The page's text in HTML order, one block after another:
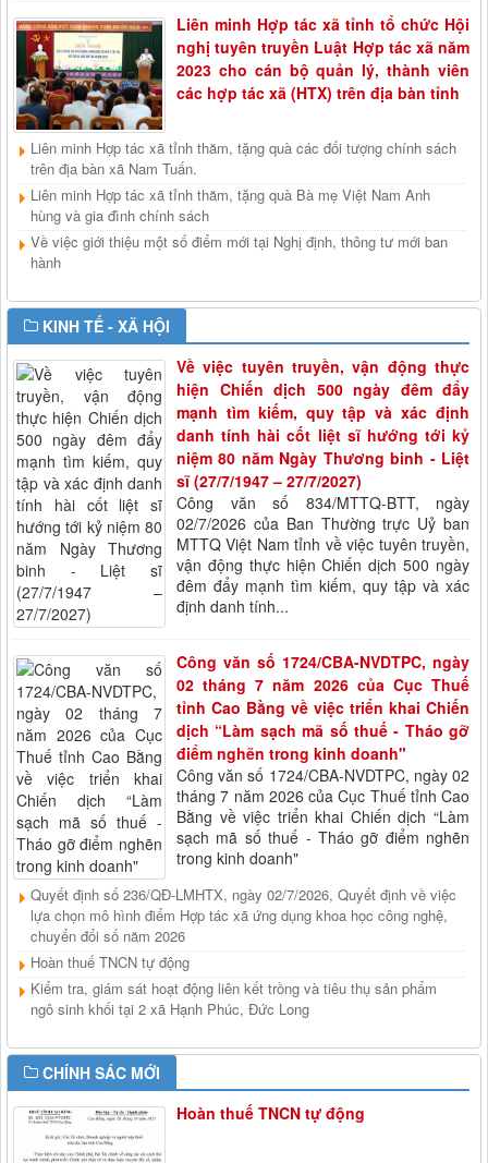
Lượt xem:546 | lượt tải:210
123/2024/NĐ-CP
Nghị định số 123/2024/NĐ-CP ngày 04/10/2024 của Chính Phủ quy
định về xử phạt vi phạm hành chính trong lĩnh vực đất đai
Lượt xem:1386 | lượt tải:245
1189/QĐ-UBND
Quyết định số 1189/QĐ-UBND ngày 17/9/2023 của UBND tỉnh
quyết định về việc quy định "Hợp tác xã có quy mô thành viên đủ
lớn"
Lượt xem:816 | lượt tải:292
509/QĐ-BCH
Liên minh Hợp tác xã Việt Nam về việc Ban hành Bộ nhận diện hình
ảnh, Quy chế quản lý và sử dụng bộ nhận diện hình ảnh của hệ
thống Liên minh Hợp tác xã Việt Nam
Lượt xem:872 | lượt tải:237
Nghị định số 245/2026/NĐ-CP
Về việc triển khai Nghị định số 245/2026/NĐ-CP ngày 27/6/2026
của Chính phủ
Lượt xem:302 | lượt tải:32
125/2025/NĐ-CP
Nghị định số 125/2025/NĐ-CP, ngày 11 tháng 6 năm 2025 của
Chính phủ, Nghị định quy định về phân định thẩm quyền của chính
quyền địa phương 2 cấp trong lĩnh vực quản lý Nhà nước của Bộ
Tài chính
Lượt xem:94 | lượt tải:21
01/2025/TT-BTNMT
Thông tư số 01/2025/TT-BTN&MT ngày 15/01/2025 của Bộ trưởng
Bộ Tài nguyên và môi trường Quy định chi tiết một số điều của Luật
Địa chất và khoáng sản về khai thác khoáng sản nhóm IV
Lượt xem:624 | lượt tải:175
10/2025/NĐ-CP
NĐ số 10/2025/NĐ-CP ngày 11/01/2025 của Chính Phủ Sửa đổi bổ
sung một số điều của các Nghị định trong lĩnh vực khoáng sản
Lượt xem:737 | lượt tải:270
9/2025/NĐ-CP
Nghị định số 9/2025/NĐ-CP ngày 10/01/2025 của Chính Phủ quy
định về chính sách hỗ trợ sản xuất nông nghiệp để khôi phục sản
xuất vùng bị thiệt hại do thiên tai, dịch hại thực vật
Lượt xem:839 | lượt tải:234
54/2024/QH15
Luật Địa chất và Khoáng sản
Lượt xem:625 | lượt tải:320
92/2024/NQ-HĐND
Nghị quyết số 92/2024/NQ-HĐND
Lượt xem:546 | lượt tải:210
Liên minh Hợp tác xã tỉnh tổ chức Hội
nghị tuyên truyền Luật Hợp tác xã năm
2023 cho cán bộ quản lý, thành viên
các hợp tác xã (HTX) trên địa bàn tỉnh
Liên minh Hợp tác xã tỉnh thăm, tặng quà các đối tượng chính sách
trên địa bàn xã Nam Tuấn.
Liên minh Hợp tác xã tỉnh thăm, tặng quà Bà mẹ Việt Nam Anh
hùng và gia đình chính sách
Về việc giới thiệu một số điểm mới tại Nghị định, thông tư mới ban
hành
KINH TẾ - XÃ HỘI
Về việc tuyên truyền, vận động thực
hiện Chiến dịch 500 ngày đêm đẩy
mạnh tìm kiếm, quy tập và xác định
danh tính hài cốt liệt sĩ hướng tới kỷ
niệm 80 năm Ngày Thương binh - Liệt
sĩ (27/7/1947 – 27/7/2027)
Công văn số 834/MTTQ-BTT, ngày
02/7/2026 của Ban Thường trực Uỷ ban
MTTQ Việt Nam tỉnh về việc tuyên truyền,
vận động thực hiện Chiến dịch 500 ngày
đêm đẩy mạnh tìm kiếm, quy tập và xác
định danh tính...
Công văn số 1724/CBA-NVDTPC, ngày
02 tháng 7 năm 2026 của Cục Thuế
tỉnh Cao Bằng về việc triển khai Chiến
dịch “Làm sạch mã số thuế - Tháo gỡ
điểm nghẽn trong kinh doanh"
Công văn số 1724/CBA-NVDTPC, ngày 02
tháng 7 năm 2026 của Cục Thuế tỉnh Cao
Bằng về việc triển khai Chiến dịch “Làm
sạch mã số thuế - Tháo gỡ điểm nghẽn
trong kinh doanh"
Quyết định số 236/QĐ-LMHTX, ngày 02/7/2026, Quyết định về việc
lựa chọn mô hình điểm Hợp tác xã ứng dụng khoa học công nghệ,
chuyển đổi số năm 2026
Hoàn thuế TNCN tự động
Kiểm tra, giám sát hoạt động liên kết trồng và tiêu thụ sản phẩm
ngô sinh khối tại 2 xã Hạnh Phúc, Đức Long
CHÍNH SÁC MỚI
Hoàn thuế TNCN tự động